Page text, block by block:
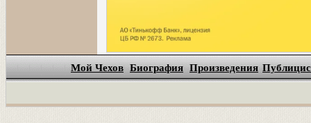
Мой Чехов Биография Произведения